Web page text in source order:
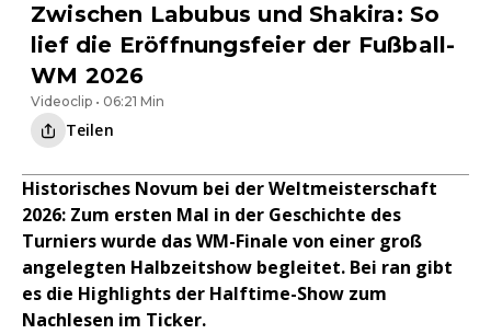
Zwischen Labubus und Shakira: So
lief die Eröffnungsfeier der Fußball-
WM 2026
Videoclip • 06:21 Min
Teilen
Historisches Novum bei der Weltmeisterschaft
2026: Zum ersten Mal in der Geschichte des
Turniers wurde das WM-Finale von einer groß
angelegten Halbzeitshow begleitet. Bei ran gibt
es die Highlights der Halftime-Show zum
Nachlesen im Ticker.